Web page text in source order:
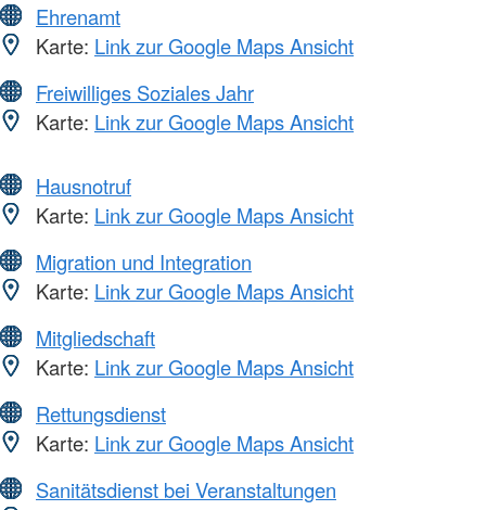
Ehrenamt
Karte: Link zur Google Maps Ansicht
Freiwilliges Soziales Jahr
Karte: Link zur Google Maps Ansicht
Hausnotruf
Karte: Link zur Google Maps Ansicht
Migration und Integration
Karte: Link zur Google Maps Ansicht
Mitgliedschaft
Karte: Link zur Google Maps Ansicht
Rettungsdienst
Karte: Link zur Google Maps Ansicht
Sanitätsdienst bei Veranstaltungen